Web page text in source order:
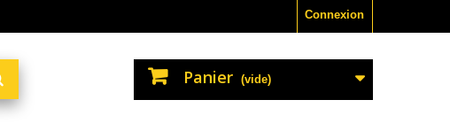
Connexion
Panier (vide)